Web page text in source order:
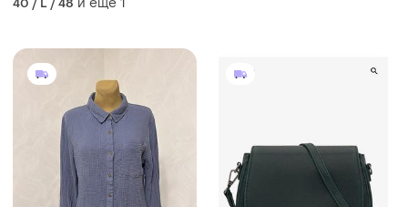
40 / L / 48 и еще 1